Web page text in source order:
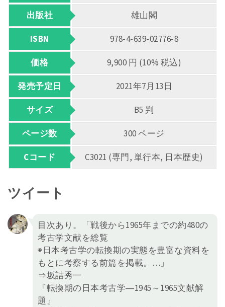
出版社 雄山閣
ISBN 978-4-639-02776-8
価格 9,900 円 (10% 税込)
発売予定日 2021年7月13日
サイズ B5 判
ページ数 300 ページ
Cコード C3021 (専門, 単行本, 日本歴史)
ツイート
目次あり。「戦後から1965年までの約480の
考古学文献を総覧
◉日本考古学の転換期の実態を豊富な資料を
もとに考察する前篇を掲載。…」
⇒坂詰秀一
『転換期の日本考古学―1945～1965文献解
題』